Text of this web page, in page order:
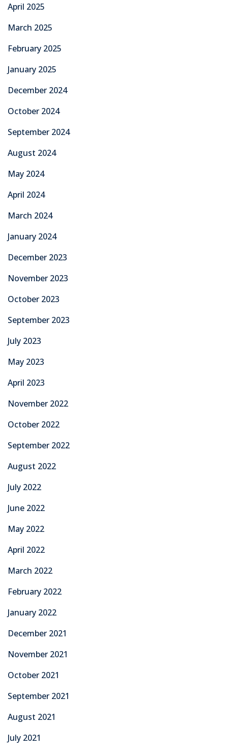
April 2025
March 2025
February 2025
January 2025
December 2024
October 2024
September 2024
August 2024
May 2024
April 2024
March 2024
January 2024
December 2023
November 2023
October 2023
September 2023
July 2023
May 2023
April 2023
November 2022
October 2022
September 2022
August 2022
July 2022
June 2022
May 2022
April 2022
March 2022
February 2022
January 2022
December 2021
November 2021
October 2021
September 2021
August 2021
July 2021